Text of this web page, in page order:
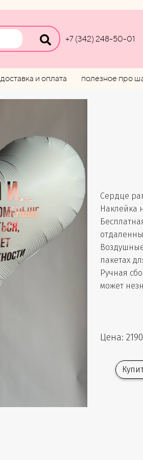
+7 (342) 248-50-01
доставка и оплата полезное про
Сердце
Наклейка
пакетах
Ручная
может
Цена: